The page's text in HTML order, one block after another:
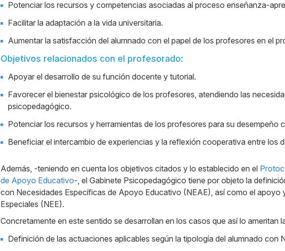
Potenciar los recursos y competencias asociadas al proceso enseñanza-
Facilitar la adaptación a la vida universitaria.
Aumentar la satisfacción del alumnado con el papel de los profesores en el
Objetivos relacionados con el profesorado:
Apoyar el desarrollo de su función docente y tutorial.
Favorecer el bienestar psicológico de los profesores, atendiendo las
psicopedagógico.
Potenciar los recursos y herramientas de los profesores para su
Beneficiar el intercambio de experiencias y la reflexión cooperativa entre los
Además, -teniendo en cuenta los objetivos citados y lo establecido en el
de Apoyo Educativo-, el Gabinete Psicopedagógico tiene por objeto la
con Necesidades Específicas de Apoyo Educativo (NEAE), así como el
Especiales (NEE).
Concretamente en este sentido se desarrollan en los casos que así lo ameritan
Definición de las actuaciones aplicables según la tipología del alumnado con